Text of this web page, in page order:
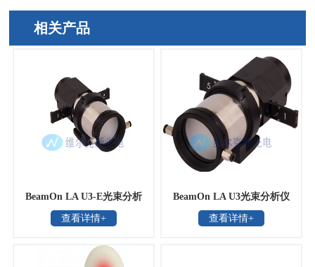
相关产品
BeamOn LA U3-E光束分析
仪
查看详情+
BeamOn LA U3光束分析仪
查看详情+